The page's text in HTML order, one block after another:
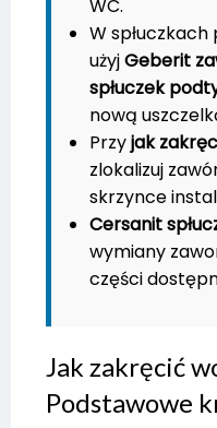
WC.
W
użyjGeberit
spłuczek
nową
Przyjak
zlokalizuj
skrzynce
Cersanit
wymiany
części
Jak zakręcić
Podstawowe